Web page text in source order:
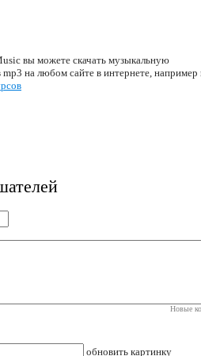
вы можете скачать музыкальную
mp3 на любом сайте в интернете, например
Новые
обновить картинку